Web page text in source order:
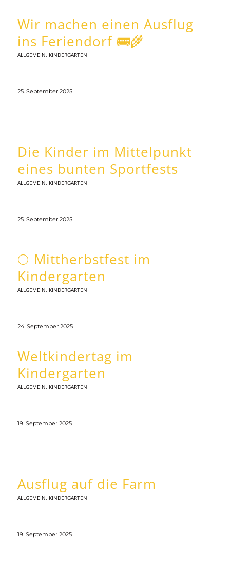
Wir machen einen Ausflug
ins Feriendorf 🚌🌾
ALLGEMEIN, KINDERGARTEN
25. September 2025
Die Kinder im Mittelpunkt
eines bunten Sportfests
ALLGEMEIN, KINDERGARTEN
25. September 2025
🌕 Mittherbstfest im
Kindergarten
ALLGEMEIN, KINDERGARTEN
24. September 2025
Weltkindertag im
Kindergarten
ALLGEMEIN, KINDERGARTEN
19. September 2025
Ausflug auf die Farm
ALLGEMEIN, KINDERGARTEN
19. September 2025